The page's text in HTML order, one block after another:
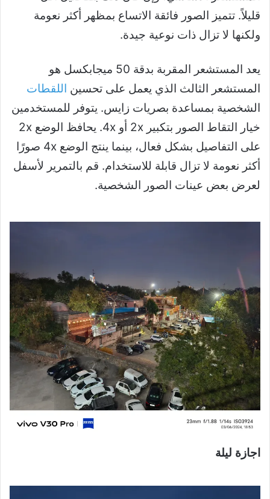
قليلاً. تتميز الصور فائقة الاتساع بمظهر أكثر نعومة
ولكنها لا تزال ذات نوعية جيدة.
يعد المستشعر المقربة بدقة 50 ميجابكسل هو
المستشعر الثالث الذي يعمل على تحسين اللقطات
الشخصية بمساعدة بصريات زايس. يتوفر للمستخدمين
خيار التقاط الصور بتكبير 2x أو 4x. يحافظ الوضع 2x
على التفاصيل بشكل فعال، بينما ينتج الوضع 4x صورًا
أكثر نعومة لا تزال قابلة للاستخدام. قم بالتمرير لأسفل
لعرض بعض عينات الصور الشخصية.
اجازة ليلة